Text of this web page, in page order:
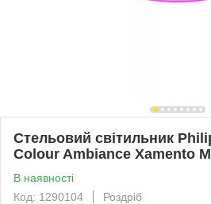
Стельовий світильник
Colour Ambiance Xamento
В наявності
Код: 1290104
Роздріб